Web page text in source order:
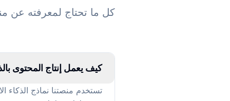
كل ما تحتاج لمعرفته عن
كيف يعمل إنتاج المحتوى